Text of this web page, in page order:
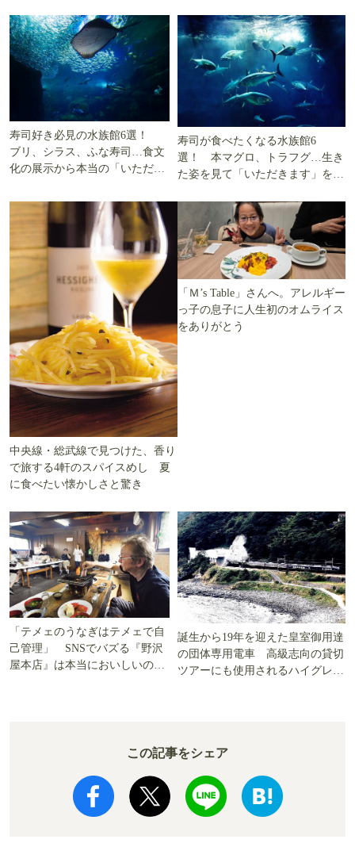
寿司好き必見の水族館6選！
ブリ、シラス、ふな寿司…食文
化の展示から本当の「いただき
寿司が食べたくなる水族館6
選！ 本マグロ、トラフグ…生き
た姿を見て「いただきます」を考
中央線・総武線で見つけた、香り
で旅する4軒のスパイスめし 夏
に食べたい懐かしさと驚き
「Ｍ’s Table」さんへ。アレルギー
っ子の息子に人生初のオムライス
をありがとう
「テメェのうなぎはテメェで自
己管理」 SNSでバズる『野沢
屋本店』は本当においしいの
誕生から19年を迎えた皇室御用達
の団体専用電車 高級志向の貸切
ツアーにも使用されるハイグレー
この記事をシェア